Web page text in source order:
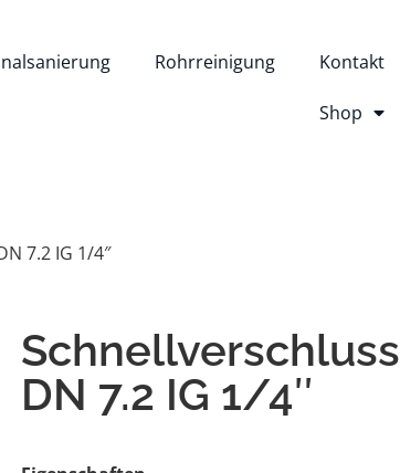
Rohrreinigung Kontakt
Shop
7.2 IG 1/4″
DN 7.2 IG 1/4″